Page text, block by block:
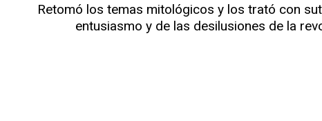
Retomó los temas mitológicos y los trató con
entusiasmo y de las desilusiones de la